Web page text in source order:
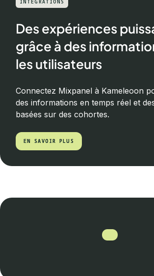
INTÉGRATIONS
Des expériences
grâce à des
les utilisateurs
Connectez Mixpanel à Kameleoon
des informations en temps réel et
basées sur des cohortes.
EN SAVOIR PLUS
EN SAVOIR PLUS